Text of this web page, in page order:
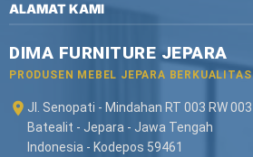
ALAMAT KAMI
DIMA FURNITURE JEPARA
PRODUSEN MEBEL JEPARA BERKUALITAS
Jl. Senopati - Mindahan RT 003 RW 003
Batealit - Jepara - Jawa Tengah
Indonesia - Kodepos 59461